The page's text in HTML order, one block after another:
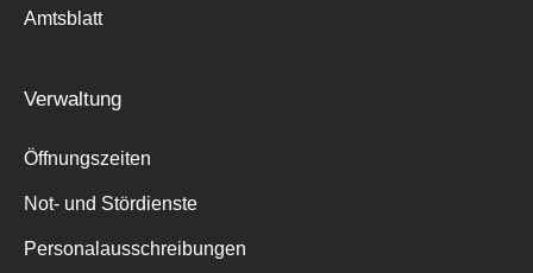
Amtsblatt
Verwaltung
Öffnungszeiten
Not- und Stördienste
Personalausschreibungen